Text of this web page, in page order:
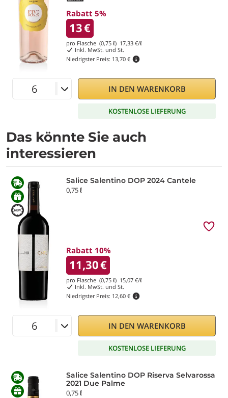
Rabatt 5%
13€
pro Flasche (0,75 ℓ) 17,33 €/ℓ
Inkl. MwSt. und St.
Niedrigster Preis: 13,70 €
IN DEN WARENKORB
KOSTENLOSE LIEFERUNG
Das könnte Sie auch
interessieren
Salice Salentino DOP 2024 Cantele
0,75 ℓ
Rabatt 10%
11,30€
pro Flasche (0,75 ℓ) 15,07 €/ℓ
Inkl. MwSt. und St.
Niedrigster Preis: 12,60 €
IN DEN WARENKORB
KOSTENLOSE LIEFERUNG
Salice Salentino DOP Riserva Selvarossa
2021 Due Palme
0,75 ℓ